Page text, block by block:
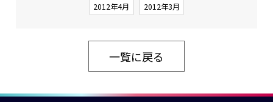
2012年4月 2012年3月
一覧に戻る